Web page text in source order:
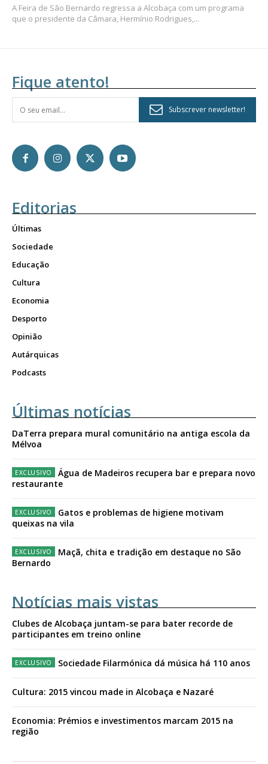
A Feira de São Bernardo regressa a Alcobaça com um programa
que o presidente da Câmara, Hermínio Rodrigues,...
Fique atento!
Subscrever newsletter!
Editorias
Últimas
Sociedade
Educação
Cultura
Economia
Desporto
Opinião
Autárquicas
Podcasts
Últimas notícias
DaTerra prepara mural comunitário na antiga escola da
Mélvoa
Água de Madeiros recupera bar e prepara novo
restaurante
Gatos e problemas de higiene motivam
queixas na vila
Maçã, chita e tradição em destaque no São
Bernardo
Notícias mais vistas
Clubes de Alcobaça juntam-se para bater recorde de
participantes em treino online
Sociedade Filarmónica dá música há 110 anos
Cultura: 2015 vincou made in Alcobaça e Nazaré
Economia: Prémios e investimentos marcam 2015 na
região